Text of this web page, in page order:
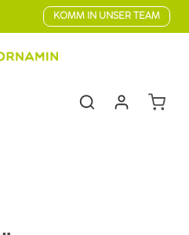
KOMM IN UNSER TEAM